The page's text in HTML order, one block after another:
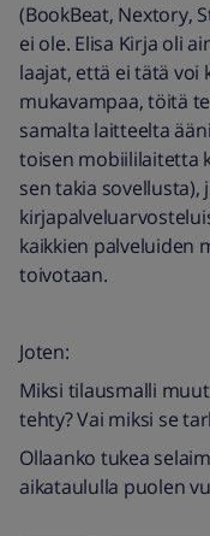
(BookBeat, Nextory,
ei ole. Elisa Kirja oli
laajat, että ei tätä
mukavampaa, töitä
samalta laitteelta
toisen mobiililaitetta
sen takia sovellusta),
kaikkien palveluiden
toivotaan.
Joten:
Miksi tilausmalli
tehty? Vai miksi se
Ollaanko tukea
aikataululla puolen